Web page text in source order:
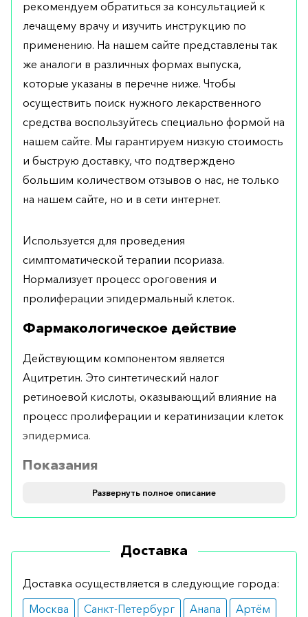
рекомендуем обратиться за консультацией к
лечащему врачу и изучить инструкцию по
применению. На нашем сайте представлены так
же аналоги в различных формах выпуска,
которые указаны в перечне ниже. Чтобы
осуществить поиск нужного лекарственного
средства воспользуйтесь специально формой на
нашем сайте. Мы гарантируем низкую стоимость
и быструю доставку, что подтверждено
большим количеством отзывов о нас, не только
на нашем сайте, но и в сети интернет.
Используется для проведения
симптоматической терапии псориаза.
Нормализует процесс ороговения и
пролиферации эпидермальный клеток.
Фармакологическое действие
Действующим компонентом является
Ацитретин. Это синтетический налог
ретиноевой кислоты, оказывающий влияние на
процесс пролиферации и кератинизации клеток
эпидермиса.
Показания
Отлично показал себя при тяжелых формах
псориаза. Кроме того, рекомендуется для
патологий, как ихтиоз и красный лишай.
Противопоказания
Капсулы имеют минимум противопоказаний и
Развернуть полное описание
Доставка
Доставка осуществляется в следующие города:
Москва
Санкт-Петербург Анапа
Артём